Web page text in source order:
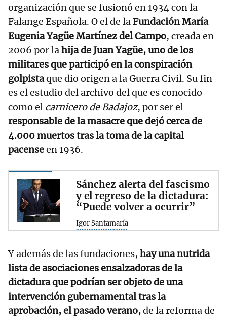
organización que se fusionó en 1934 con la
Falange Española. O el de laFundación María
Eugenia Yagüe Martínez del Campo, creada en
2006 por lahija de Juan Yagüe, uno de los
militares que participó en la conspiración
golpistaque dio origen a la Guerra Civil. Su fin
es el estudio del archivo del que es conocido
como el carnicero de Badajoz, por ser el
responsable de la masacre que dejó cerca de
4.000 muertos tras la toma de la capital
pacenseen 1936.
Sánchez alerta del fascismo
y el regreso de la dictadura:
“Puede volver a ocurrir”
Igor Santamaría
Y además de las fundaciones, hay una nutrida
lista de asociaciones ensalzadoras de la
dictadura que podrían ser objeto de una
intervención gubernamental tras la
aprobación, el pasado verano,de la reforma de